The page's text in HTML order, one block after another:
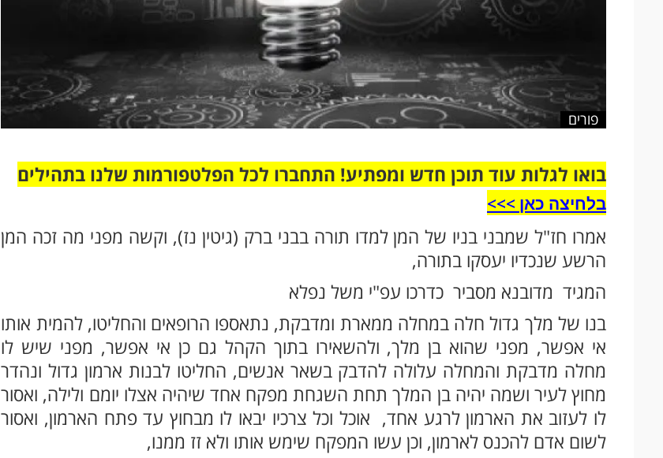
פורים
בואו לגלות עוד תוכן חדש ומפתיע! התחברו לכל הפלטפורמות שלנו בתהילים
בלחיצה כאן >>>​
אמרו חז"ל שמבני בניו של המן למדו תורה בבני ברק (גיטין נז), וקשה מפני מה זכה המן
הרשע שנכדיו יעסקו בתורה,
המגיד מדובנא מסביר כדרכו עפ"י משל נפלא
בנו של מלך גדול חלה במחלה ממארת ומדבקת, נתאספו הרופאים והחליטו, להמית אותו
אי אפשר, מפני שהוא בן מלך, ולהשאירו בתוך הקהל גם כן אי אפשר, מפני שיש לו
מחלה מדבקת והמחלה עלולה להדבק בשאר אנשים, החליטו לבנות ארמון גדול ונהדר
מחוץ לעיר ושמה יהיה בן המלך תחת השגחת מפקח אחד שיהיה אצלו יומם ולילה, ואסור
לו לעזוב את הארמון לרגע אחד, אוכל וכל צרכיו יבאו לו מבחוץ עד פתח הארמון, ואסור
לשום אדם להכנס לארמון, וכן עשו המפקח שימש אותו ולא זז ממנו,